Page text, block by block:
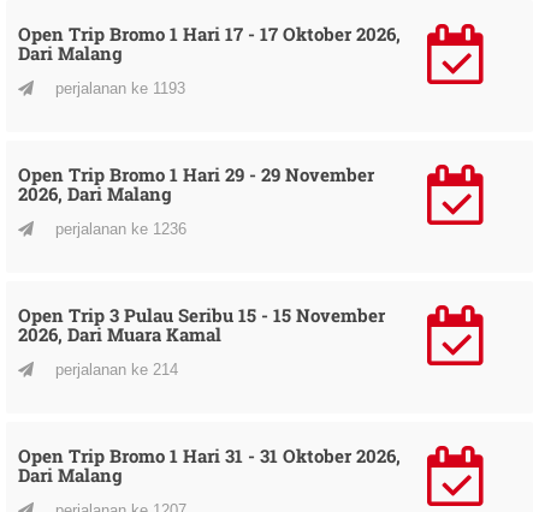
Open Trip Bromo 1 Hari 17 - 17 Oktober 2026,
Dari Malang
perjalanan ke 1193
Open Trip Bromo 1 Hari 29 - 29 November
2026, Dari Malang
perjalanan ke 1236
Open Trip 3 Pulau Seribu 15 - 15 November
2026, Dari Muara Kamal
perjalanan ke 214
Open Trip Bromo 1 Hari 31 - 31 Oktober 2026,
Dari Malang